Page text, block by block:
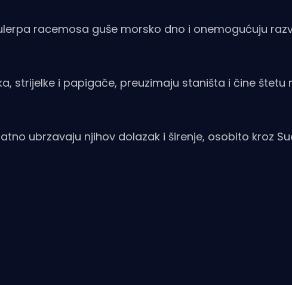
racemosa guše morsko dno i onemogućuju
strijelke i papigače, preuzimaju staništa i čine štetu
ubrzavaju njihov dolazak i širenje, osobito kroz